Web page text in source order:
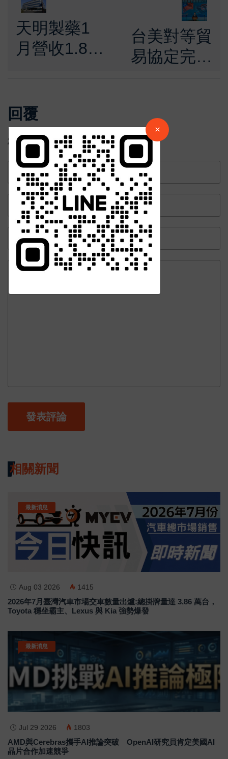
天明製藥1
月營收1.8億
台美對等貿
易協定完成
成立國家經
濟戰略指導
小組 加速
臺灣產業及
經濟轉型升
級
回覆
您的Email不會被公開。
發表評論
相關新聞
最新消息
Aug 03 2026 1415
2026年7月臺灣汽車市場交車數量出爐:總掛牌量達 3.86 萬台，
Toyota 穩坐霸主、Lexus 與 Kia 強勢爆發
最新消息
Jul 29 2026 1803
AMD與Cerebras攜手AI推論突破 OpenAI研究員肯定美國AI
晶片合作加速競爭
請加入LINE好友連結
中 華 超 傳 媒
Https://reurl.cc/adqW77
訂閱
×